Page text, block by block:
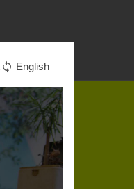
sync English